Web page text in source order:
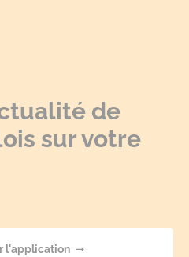
de
sur votre
l'application